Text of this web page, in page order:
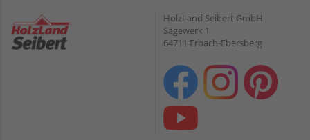
HolzLand Seibert GmbH
Sägewerk 1
64711 Erbach-Ebersberg